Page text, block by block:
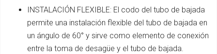
INSTALACIÓN FLEXIBLE: El codo del tubo de bajada
permite una instalación flexible del tubo de bajada en
un ángulo de 60° y sirve como elemento de conexión
entre la toma de desagüe y el tubo de bajada.